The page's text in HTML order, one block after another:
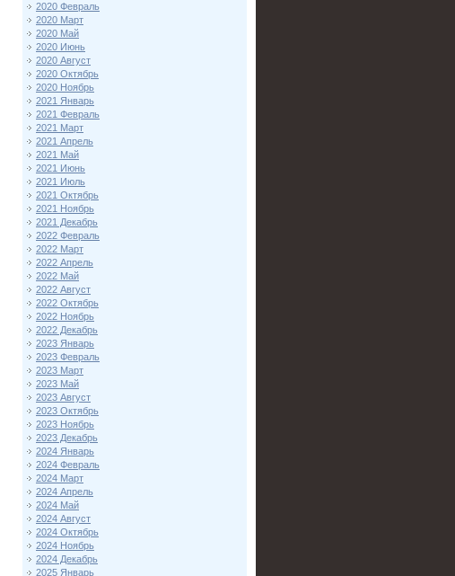
2020 Февраль
2020 Март
2020 Май
2020 Июнь
2020 Август
2020 Октябрь
2020 Ноябрь
2021 Январь
2021 Февраль
2021 Март
2021 Апрель
2021 Май
2021 Июнь
2021 Июль
2021 Октябрь
2021 Ноябрь
2021 Декабрь
2022 Февраль
2022 Март
2022 Апрель
2022 Май
2022 Август
2022 Октябрь
2022 Ноябрь
2022 Декабрь
2023 Январь
2023 Февраль
2023 Март
2023 Май
2023 Август
2023 Октябрь
2023 Ноябрь
2023 Декабрь
2024 Январь
2024 Февраль
2024 Март
2024 Апрель
2024 Май
2024 Август
2024 Октябрь
2024 Ноябрь
2024 Декабрь
2025 Январь